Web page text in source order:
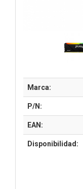
Marca:
P/N:
EAN:
Disponibilidad: